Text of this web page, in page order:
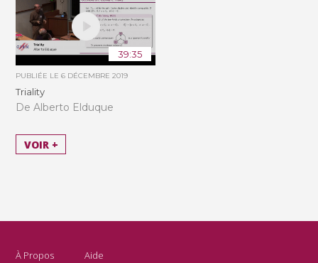
39:35
PUBLIÉE LE6 DÉCEMBRE 2019
Triality
De Alberto Elduque
VOIR +
À Propos Aide